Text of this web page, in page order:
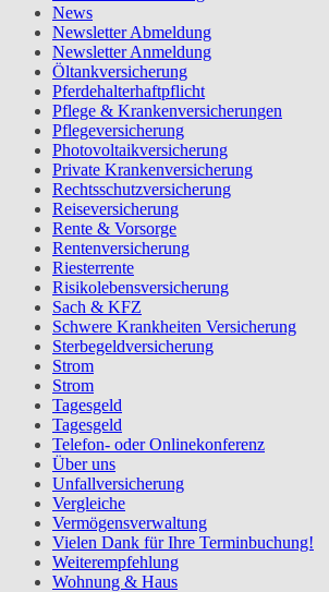
News
Newsletter Abmeldung
Newsletter Anmeldung
Öltankversicherung
Pferdehalterhaftpflicht
Pflege & Krankenversicherungen
Pflegeversicherung
Photovoltaikversicherung
Private Krankenversicherung
Rechtsschutzversicherung
Reiseversicherung
Rente & Vorsorge
Rentenversicherung
Riesterrente
Risikolebensversicherung
Sach & KFZ
Schwere Krankheiten Versicherung
Sterbegeldversicherung
Strom
Strom
Tagesgeld
Tagesgeld
Telefon- oder Onlinekonferenz
Über uns
Unfallversicherung
Vergleiche
Vermögensverwaltung
Vielen Dank für Ihre Terminbuchung!
Weiterempfehlung
Wohnung & Haus